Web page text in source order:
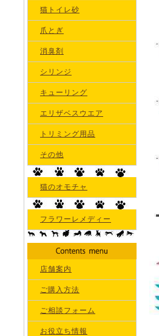
猫トイレ砂
爪とぎ
消臭剤
シリンジ
キューリング
エリザベスウエア
トリミング用品
その他
猫のオモチャ
フラワーレメディー
店舗案内
ご購入方法
ご相談フォーム
お役立ち情報